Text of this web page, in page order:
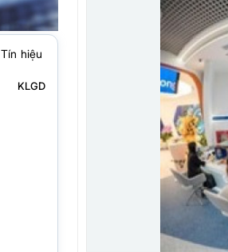
Tín hiệu
KLGD